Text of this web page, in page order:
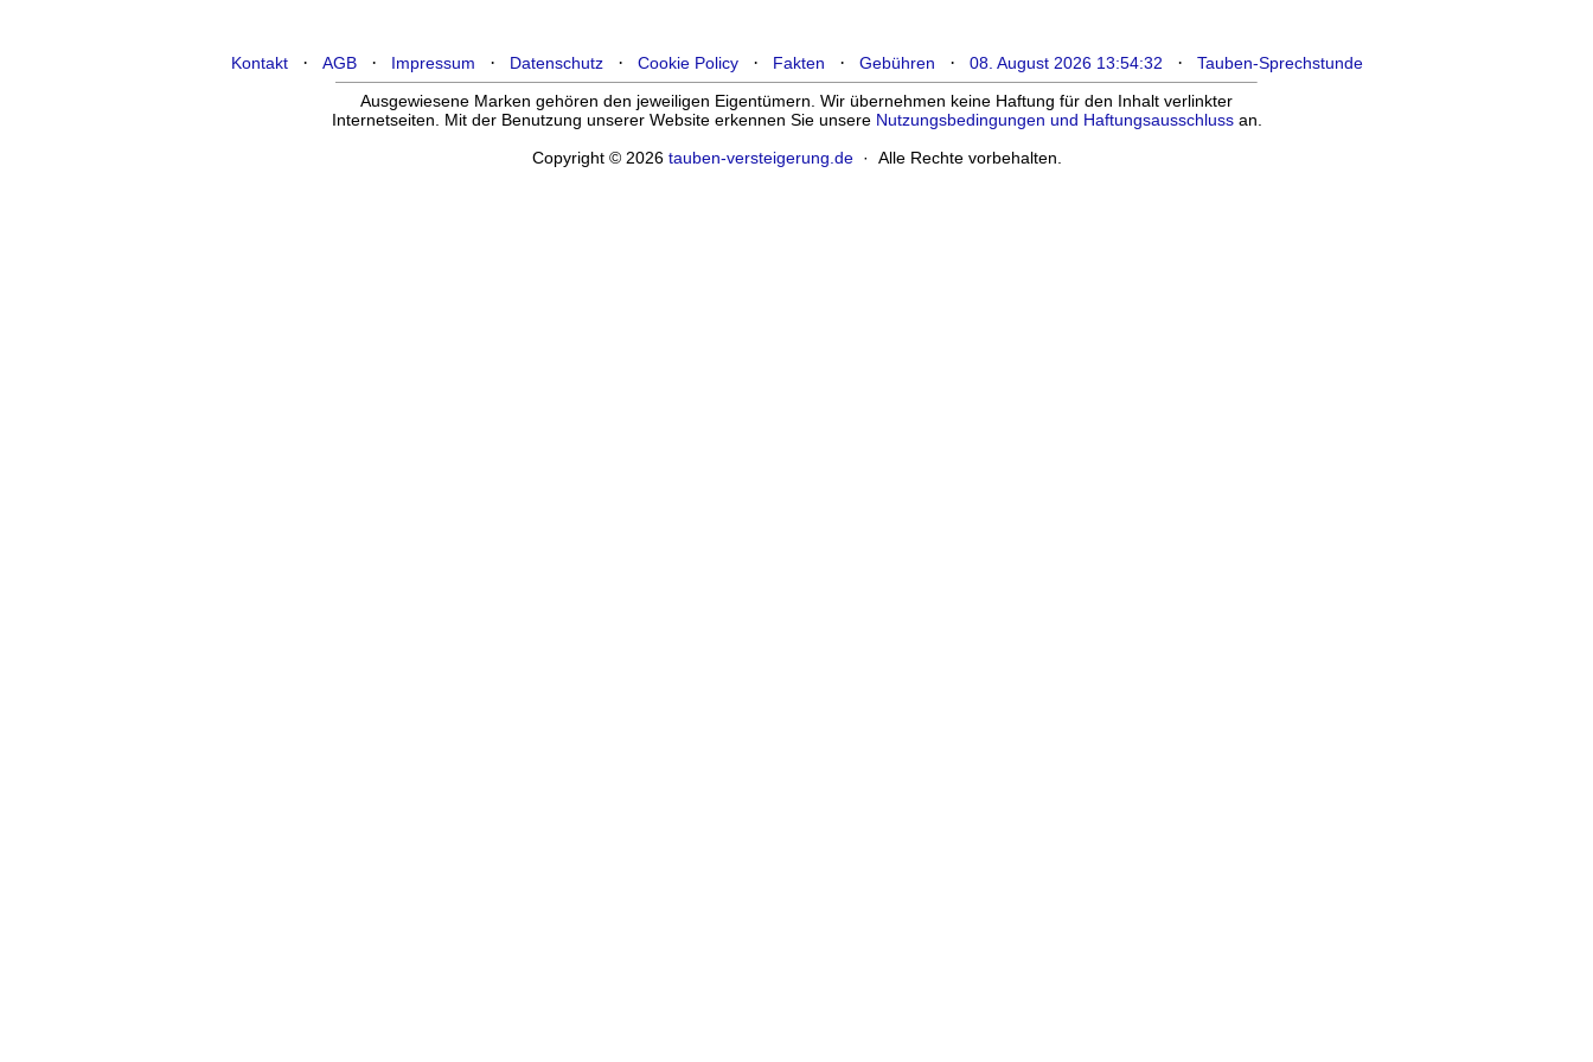
Kontakt· AGB· Impressum · Datenschutz· Cookie Policy· Fakten · Gebühren · 08. August 2026 13:54:32 · Tauben-Sprechstunde
Ausgewiesene Marken gehören den jeweiligen Eigentümern. Wir übernehmen keine Haftung für den Inhalt verlinkter
Internetseiten. Mit der Benutzung unserer Website erkennen Sie unsere Nutzungsbedingungen und Haftungsausschlussan.
Copyright © 2026 tauben-versteigerung.de· Alle Rechte vorbehalten.